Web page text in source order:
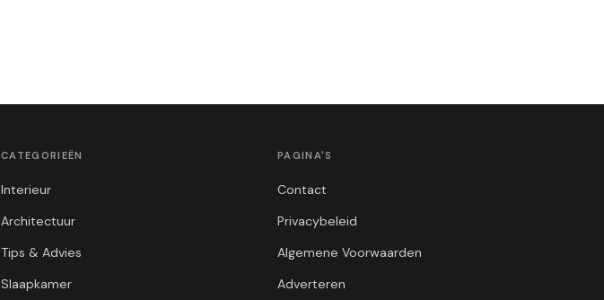
CATEGORIEËN
Interieur
Architectuur
Tips & Advies
Slaapkamer
PAGINA'S
Contact
Privacybeleid
Algemene Voorwaarden
Adverteren